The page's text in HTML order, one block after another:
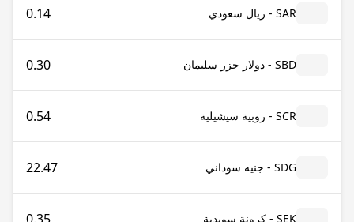
SAR - ريال سعودي 0.14
SBD - دولار جزر سليمان 0.30
SCR - روبية سيشيلية 0.54
SDG - جنيه سوداني 22.47
SEK - كرونة سويدية